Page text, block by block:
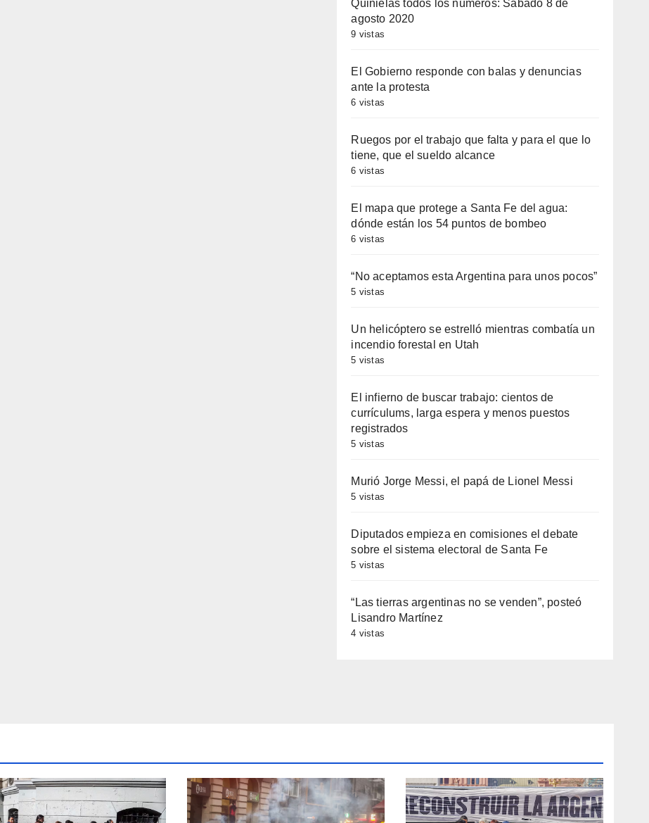
Quinielas todos los números: Sábado 8 de
agosto 2020
9 vistas
El Gobierno responde con balas y denuncias
ante la protesta
6 vistas
Ruegos por el trabajo que falta y para el que lo
tiene, que el sueldo alcance
6 vistas
El mapa que protege a Santa Fe del agua:
dónde están los 54 puntos de bombeo
6 vistas
“No aceptamos esta Argentina para unos pocos”
5 vistas
Un helicóptero se estrelló mientras combatía un
incendio forestal en Utah
5 vistas
El infierno de buscar trabajo: cientos de
currículums, larga espera y menos puestos
registrados
5 vistas
Murió Jorge Messi, el papá de Lionel Messi
5 vistas
Diputados empieza en comisiones el debate
sobre el sistema electoral de Santa Fe
5 vistas
“Las tierras argentinas no se venden”, posteó
Lisandro Martínez
4 vistas